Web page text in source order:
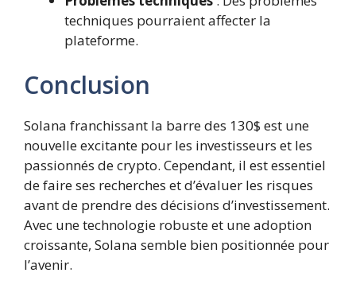
techniques pourraient affecter la
plateforme.
Conclusion
Solana franchissant la barre des 130$ est une
nouvelle excitante pour les investisseurs et les
passionnés de crypto. Cependant, il est essentiel
de faire ses recherches et d’évaluer les risques
avant de prendre des décisions d’investissement.
Avec une technologie robuste et une adoption
croissante, Solana semble bien positionnée pour
l’avenir.